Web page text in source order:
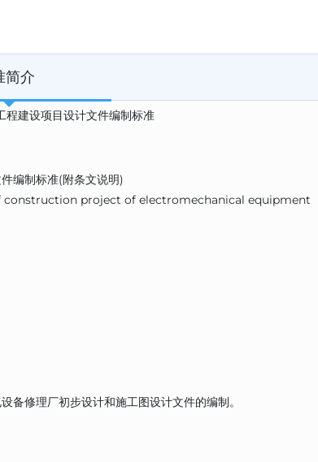
简介
建设项目设计文件编制标准
编制标准(附条文说明)
project of electromechanical equipment
备修理厂初步设计和施工图设计文件的编制。